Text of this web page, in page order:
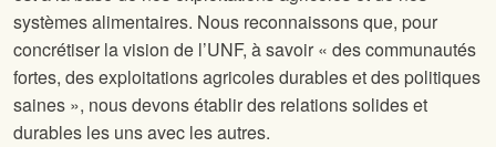
systèmes alimentaires. Nous reconnaissons que, pour
concrétiser la vision de l’UNF, à savoir « des communautés
fortes, des exploitations agricoles durables et des politiques
saines », nous devons établir des relations solides et
durables les uns avec les autres.